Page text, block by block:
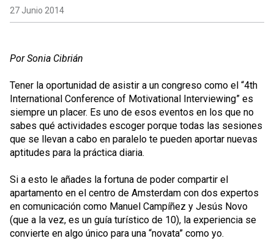
27 Junio 2014
Por Sonia Cibrián
Tener la oportunidad de asistir a un congreso como el “4th
International Conference of Motivational Interviewing” es
siempre un placer. Es uno de esos eventos en los que no
sabes qué actividades escoger porque todas las sesiones
que se llevan a cabo en paralelo te pueden aportar nuevas
aptitudes para la práctica diaria.
Si a esto le añades la fortuna de poder compartir el
apartamento en el centro de Amsterdam con dos expertos
en comunicación como Manuel Campíñez y Jesús Novo
(que a la vez, es un guía turístico de 10), la experiencia se
convierte en algo único para una “novata” como yo.